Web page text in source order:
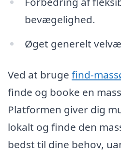
bevægelighed.
Øget generelt
Ved at bruge find-
finde og booke en
Platformen giver dig
lokalt og finde den
bedst til dine behov,